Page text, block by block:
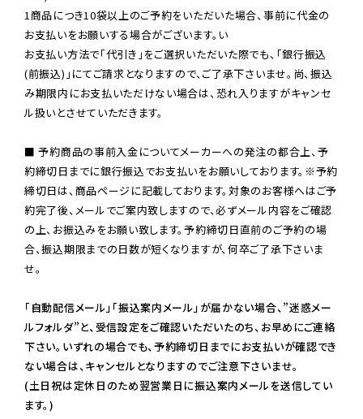
1商品につき10袋以上のご予約をいただいた場合、事前に代金の
お支払いをお願いする場合がございます。い
お支払い方法で「代引き」をご選択いただいた際でも、「銀行振込
(前振込)」にてご請求となりますので、ご了承下さいませ。尚、振込
み期限内にお支払いただけない場合は、恐れ入りますがキャンセ
ル扱いとさせていただきます。
■ 予約商品の事前入金についてメーカーへの発注の都合上、予
約締切日までに銀行振込でお支払いをお願いしております。※予約
締切日は、商品ページに記載しております。対象のお客様へはご予
約完了後、メールでご案内致しますので、必ずメール内容をご確認
の上、お振込みをお願い致します。予約締切日直前のご予約の場
合、振込期限までの日数が短くなりますが、何卒ご了承下さいま
せ。
「自動配信メール」「振込案内メール」が届かない場合、”迷惑メー
ルフォルダ”と、受信設定をご確認いただいたのち、お早めにご連絡
下さい。いずれの場合でも、予約締切日までにお支払いが確認でき
ない場合は、キャンセルとなりますのでご注意下さいませ。
(土日祝は定休日のため翌営業日に振込案内メールを送信してい
ます。)